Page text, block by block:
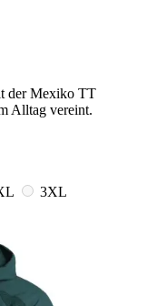
der Mexiko TT
Alltag vereint.
3XL